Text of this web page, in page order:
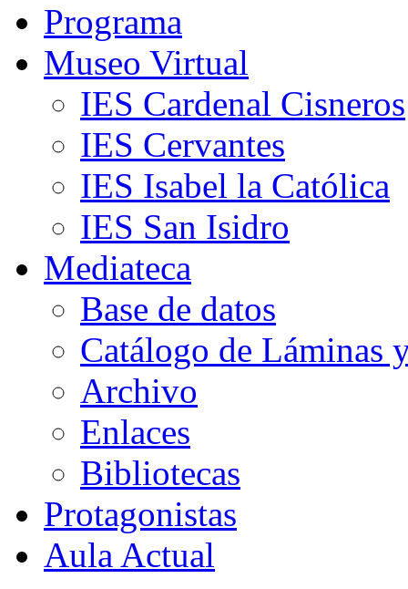
Programa
Museo Virtual
IES Cardenal Cisneros
IES Cervantes
IES Isabel la Católica
IES San Isidro
Mediateca
Base de datos
Catálogo de Láminas
Archivo
Enlaces
Bibliotecas
Protagonistas
Aula Actual